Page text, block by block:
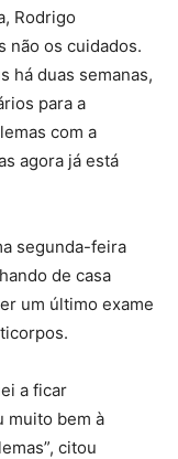
Rodrigo
não os cuidados.
há duas semanas,
para a
com a
agora já está
segunda-feira
de casa
um último exame
a ficar
muito bem à
citou